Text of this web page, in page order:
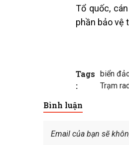
Tổ quốc,
phần bảo vệ
Tags
:
biển
Trạm
Bình luận
Email của bạn sẽ